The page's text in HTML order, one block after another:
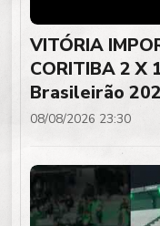
VITÓRIA
CORITIBA 2 X
Brasileirão
08/08/2026 23:30